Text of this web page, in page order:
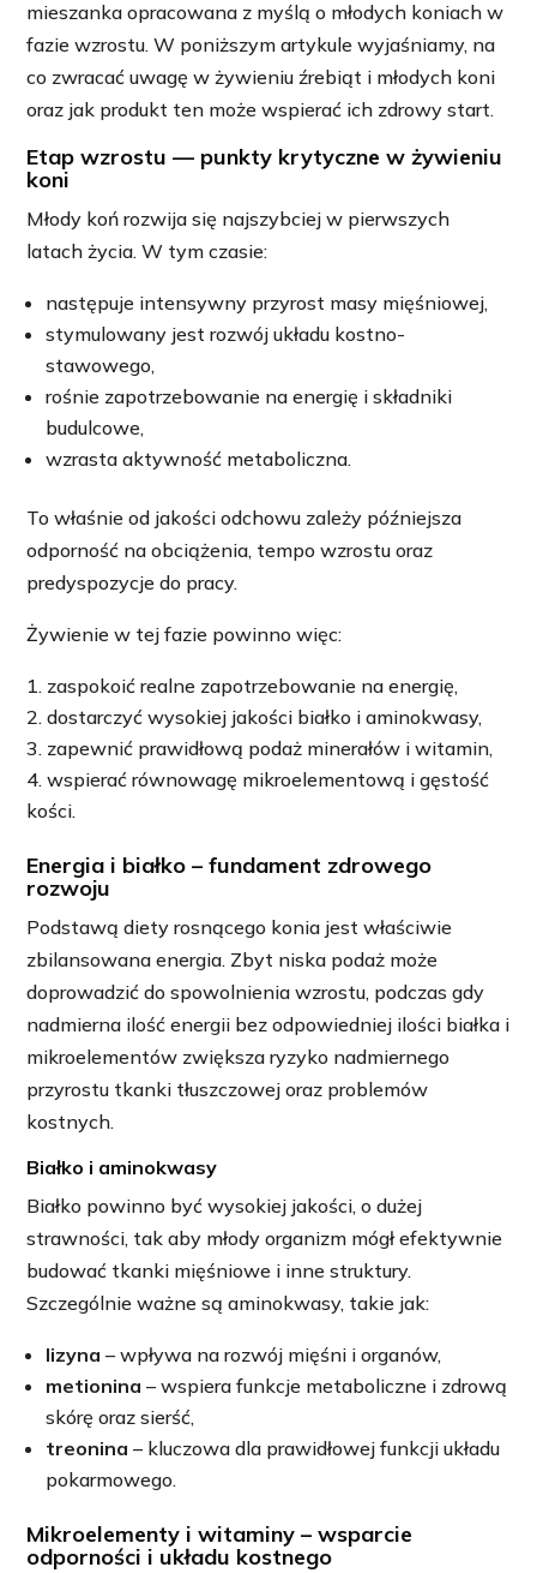
mieszanka opracowana z myślą o młodych koniach w
fazie wzrostu. W poniższym artykule wyjaśniamy, na
co zwracać uwagę w żywieniu źrebiąt i młodych koni
oraz jak produkt ten może wspierać ich zdrowy start.
Etap wzrostu — punkty krytyczne w żywieniu
koni
Młody koń rozwija się najszybciej w pierwszych
latach życia. W tym czasie:
następuje intensywny przyrost masy mięśniowej,
stymulowany jest rozwój układu kostno-
stawowego,
rośnie zapotrzebowanie na energię i składniki
budulcowe,
wzrasta aktywność metaboliczna.
To właśnie od jakości odchowu zależy późniejsza
odporność na obciążenia, tempo wzrostu oraz
predyspozycje do pracy.
Żywienie w tej fazie powinno więc:
zaspokoić realne zapotrzebowanie na energię,
dostarczyć wysokiej jakości białko i aminokwasy,
zapewnić prawidłową podaż minerałów i witamin,
wspierać równowagę mikroelementową i gęstość
kości.
Energia i białko – fundament zdrowego
rozwoju
Podstawą diety rosnącego konia jest właściwie
zbilansowana energia. Zbyt niska podaż może
doprowadzić do spowolnienia wzrostu, podczas gdy
nadmierna ilość energii bez odpowiedniej ilości białka i
mikroelementów zwiększa ryzyko nadmiernego
przyrostu tkanki tłuszczowej oraz problemów
kostnych.
Białko i aminokwasy
Białko powinno być wysokiej jakości, o dużej
strawności, tak aby młody organizm mógł efektywnie
budować tkanki mięśniowe i inne struktury.
Szczególnie ważne są aminokwasy, takie jak:
lizyna – wpływa na rozwój mięśni i organów,
metionina – wspiera funkcje metaboliczne i zdrową
skórę oraz sierść,
treonina – kluczowa dla prawidłowej funkcji układu
pokarmowego.
Mikroelementy i witaminy – wsparcie
odporności i układu kostnego